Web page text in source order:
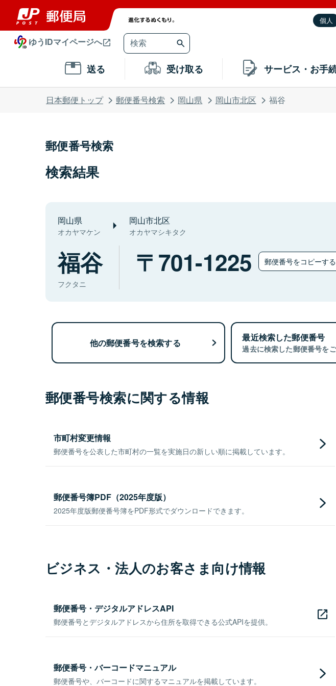
個人
ゆうIDマイページへ
送る 受け取る サービス・お手
日本郵便トップ 郵便番号検索 岡山県 岡山市北区 福谷
郵便番号検索
検索結果
岡山県
オカヤマケン
岡山市北区
オカヤマシキタク
福谷
フクタニ
701-1225 郵便番号をコピーする
他の郵便番号を検索する 最近検索した郵便番号
過去に検索した郵便番号を
郵便番号検索に関する情報
市町村変更情報
郵便番号を公表した市町村の一覧を実施日の新しい順に掲載しています。
郵便番号簿PDF（2025年度版）
2025年度版郵便番号簿をPDF形式でダウンロードできます。
ビジネス・法人のお客さま向け情報
郵便番号・デジタルアドレスAPI
郵便番号とデジタルアドレスから住所を取得できる公式APIを提供。
郵便番号・バーコードマニュアル
郵便番号や、バーコードに関するマニュアルを掲載しています。